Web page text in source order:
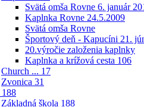
Svätá omša Rovne 6. január
Kaplnka Rovne 24.5.2009
Svätá omša Rovne
Športový deň - Kapucíni 21.
20.výročie založenia kaplnky
Kaplnka a krížová cesta 106
Church ... 17
Zvonica 31
188
Základná škola 188